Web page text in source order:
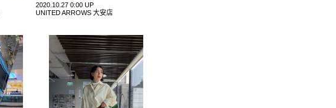
2020.10.27 0:00 UP
UNITED ARROWS 大安店